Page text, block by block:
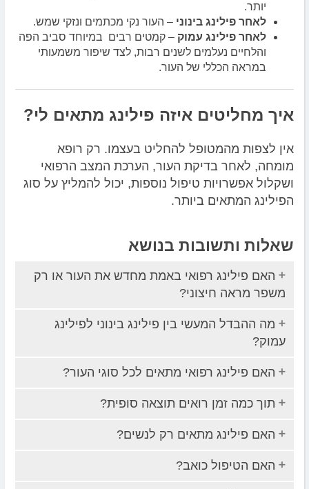
יותר.
לאחר פילינג בינוני – העור נקי מכתמים ונזקי שמש.
לאחר פילינג עמוק – קמטים רבים במיוחד סביב הפה
והלחיים נעלמים לשנים רבות, לצד שיפור משמעותי
במראה הכללי של העור.
איך מחליטים איזה פילינג מתאים לי?
אין לצפות מהמטופל להחליט בעצמו. רק רופא
מומחה, לאחר בדיקת העור, הערכת המצב הרפואי
ושקלול אפשרויות טיפול נוספות, יכול להמליץ על סוג
הפילינג המתאים ביותר.
שאלות ותשובות בנושא
האם פילינג רפואי באמת מחדש את העור או רק
משפר מראה חיצוני?
מה ההבדל המעשי בין פילינג בינוני לפילינג
עמוק?
האם פילינג רפואי מתאים לכל סוגי העור?
תוך כמה זמן רואים תוצאה סופית?
האם פילינג מתאים רק לנשים?
האם הטיפול כואב?